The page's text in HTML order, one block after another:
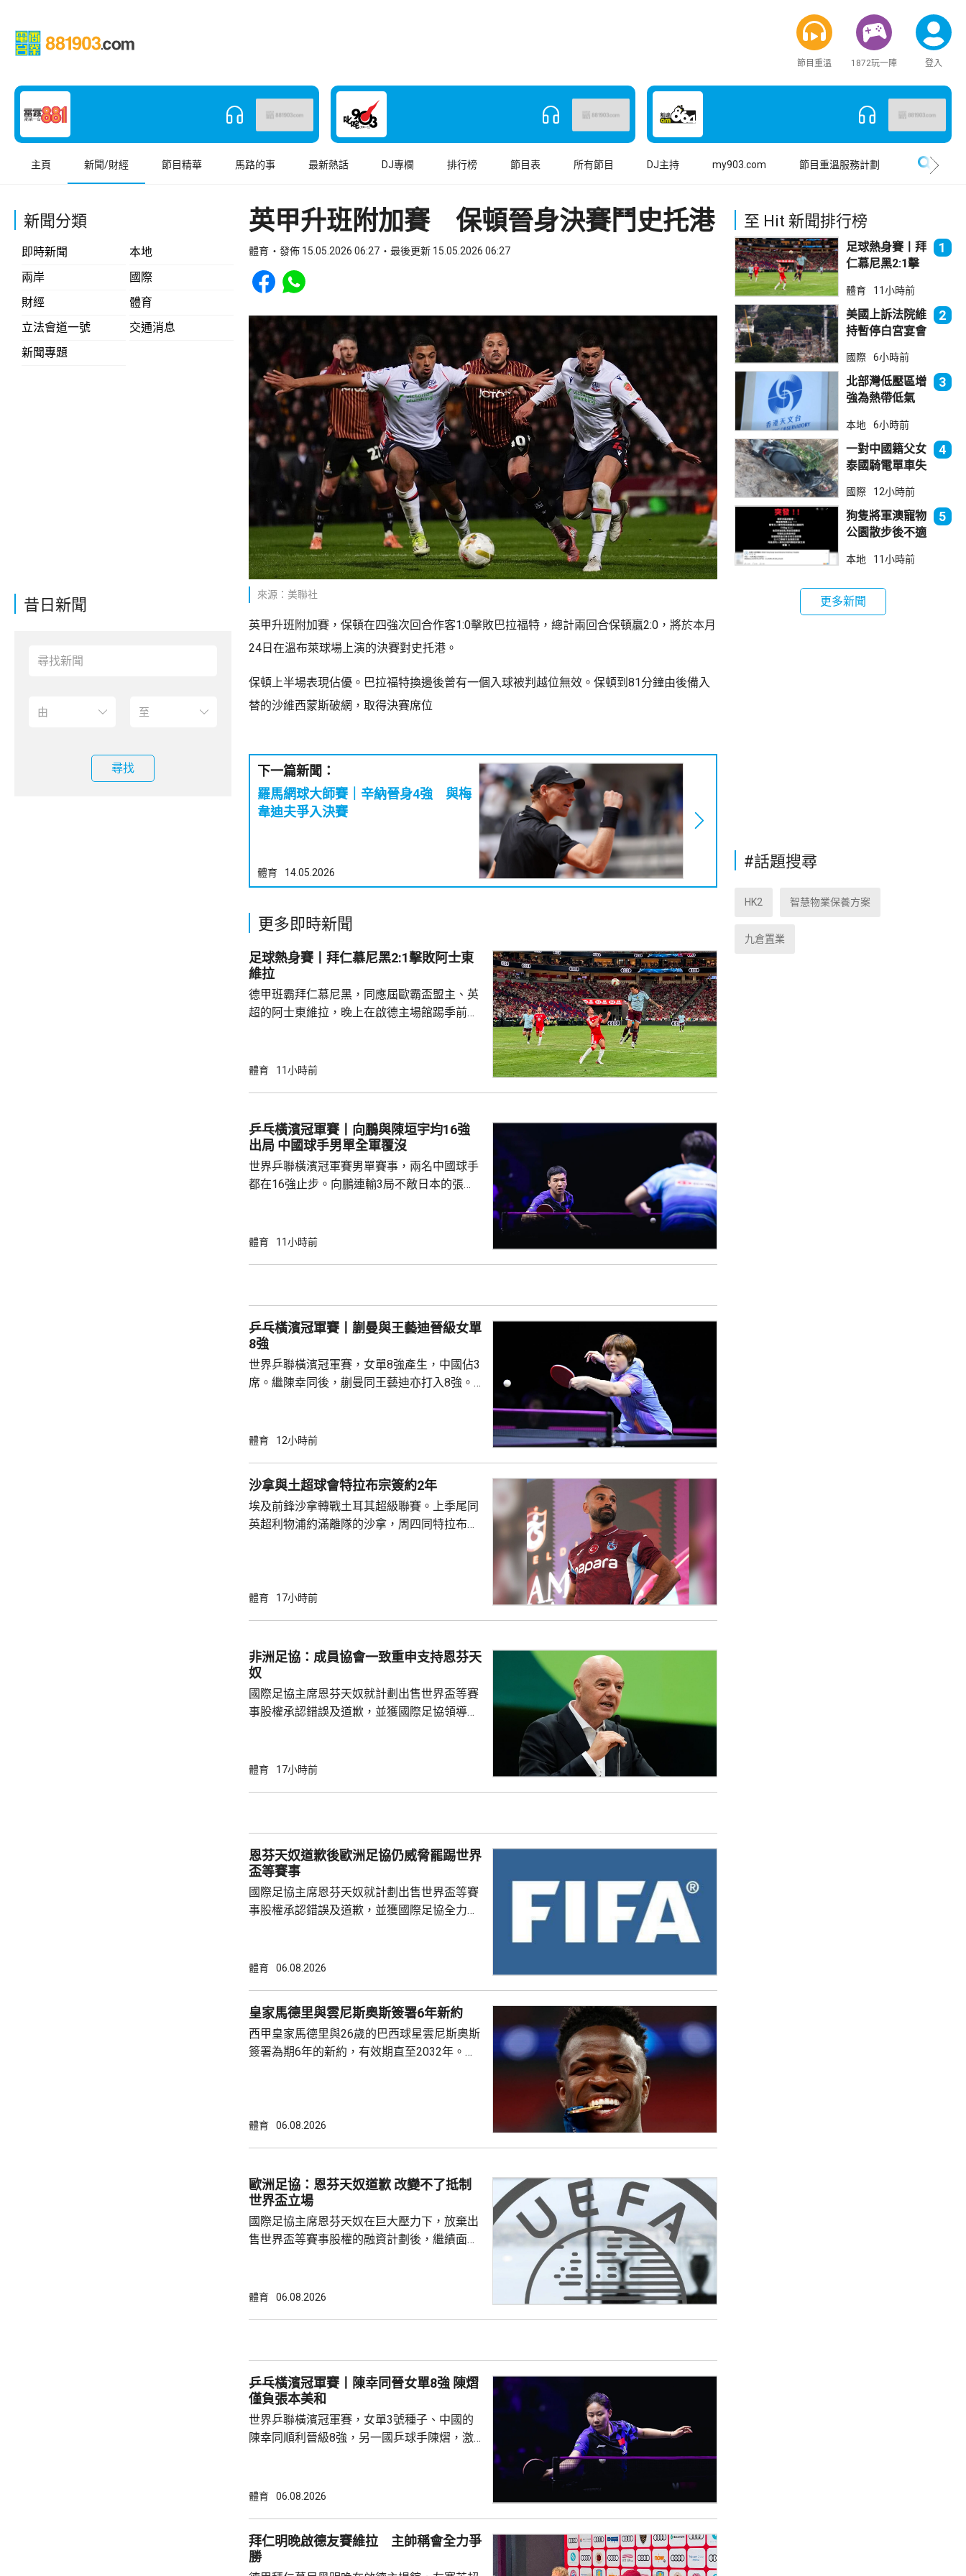
節目重溫 1872玩一陣 登入
主頁 新聞/財經 節目精華 馬路的事 最新熱話 DJ專欄 排行榜 節目表 所有節目 DJ主持 my903.com 節目重溫服務計劃
新聞分類
即時新聞
本地
兩岸
國際
財經
體育
立法會道一號
交通消息
新聞專題
昔日新聞
尋找
英甲升班附加賽 保頓晉身決賽鬥史托港
體育 發佈 15.05.2026 06:27 最後更新 15.05.2026 06:27
Share to Facebook
Share to WhatsApp
來源：美聯社
英甲升班附加賽，保頓在四強次回合作客1:0擊敗巴拉福特，總計兩回合保頓贏2:0，將於本月
24日在溫布萊球場上演的決賽對史托港。
保頓上半場表現佔優。巴拉福特換邊後曾有一個入球被判越位無效。保頓到81分鐘由後備入
替的沙維西蒙斯破網，取得決賽席位
下一篇新聞：
羅馬網球大師賽｜辛納晉身4強 與梅
韋迪夫爭入決賽
體育 14.05.2026
更多即時新聞
足球熱身賽丨拜仁慕尼黑2:1擊敗阿士東
維拉
德甲班霸拜仁慕尼黑，同應屆歐霸盃盟主、英
超的阿士東維拉，晚上在啟德主場館踢季前熱
射，貼柱出底線，之後阿歷山大柏夫洛域在禁
路開出罰球，由南韓後衛金玟哉頂入，打破僵
局。維拉上半場未見具威脅的組織及攻門。 下
半場初段，維拉曾有一次罰球，但...
體育 11小時前
乒乓橫濱冠軍賽丨向鵬與陳垣宇均16強
出局 中國球手男單全軍覆沒
世界乒聯橫濱冠軍賽男單賽事，兩名中國球手
都在16強止步。向鵬連輸3局不敵日本的張本
球手，全軍覆沒。 法國的艾歷斯勒布倫，先失
晙誠。至於張禹珍就會硬撼頭號種子松島輝
空。
體育 11小時前
乒乓橫濱冠軍賽丨蒯曼與王藝迪晉級女單
8強
世界乒聯橫濱冠軍賽，女單8強產生，中國佔3
席。繼陳幸同後，蒯曼同王藝迪亦打入8強。
11:6，將與日本的早日希娜爭入4強。早日希
「刁時」輸14:16，但之後表現漸入佳境，連
贏11:8、11:5及11:8反勝，8強會遇...
體育 12小時前
沙拿與土超球會特拉布宗簽約2年
埃及前鋒沙拿轉戰土耳其超級聯賽。上季尾同
英超利物浦約滿離隊的沙拿，周四同特拉布宗
加盟是希望為特拉布宗奪取錦標及榮譽。 特拉
另加每個球季的附加獎金。
體育 17小時前
非洲足協：成員協會一致重申支持恩芬天
奴
國際足協主席恩芬天奴就計劃出售世界盃等賽
事股權承認錯誤及道歉，並獲國際足協領導層
非洲足球的支持。主席莫特塞佩表示，歡迎國
申，對恩芬天奴擔任國際足協主席已失去信
心，只要他繼續留任，將抵制未來的世界盃...
體育 17小時前
恩芬天奴道歉後歐洲足協仍威脅罷踢世界
盃等賽事
國際足協主席恩芬天奴就計劃出售世界盃等賽
事股權承認錯誤及道歉，並獲國際足協全力支
確條件，第一是撤回出售賽事股權的提議，第
芬天奴擔任國際足協主席失去信心。國際職業
足球員協會則指責恩芬天奴嚴重濫用職權。
體育 06.08.2026
皇家馬德里與雲尼斯奧斯簽署6年新約
西甲皇家馬德里與26歲的巴西球星雲尼斯奧斯
簽署為期6年的新約，有效期直至2032年。雙
法林明高轉投皇馬，先後上陣375場賽事，入
雲尼斯奧斯是隊會歷史上最成功時期之一的關
鍵球員。
體育 06.08.2026
歐洲足協：恩芬天奴道歉 改變不了抵制
世界盃立場
國際足協主席恩芬天奴在巨大壓力下，放棄出
售世界盃等賽事股權的融資計劃後，繼績面臨
歉；國際足協會後發聲明，重申全力支持恩芬
恩芬天奴作出道歉，改變不了他們抵制世界盃
等國際足協相關賽事的立場，他們對恩芬...
體育 06.08.2026
乒乓橫濱冠軍賽丨陳幸同晉女單8強 陳熠
僅負張本美和
世界乒聯橫濱冠軍賽，女單3號種子、中國的
陳幸同順利晉級8強，另一國乒球手陳熠，激
全場控制大局下，以直落3局11:8、11:2及11:2
氣勢，張本美和絕地反擊 ，連追3局11: 5、
體育 06.08.2026
拜仁明晚啟德友賽維拉 主帥稱會全力爭
勝
至 Hit 新聞排行榜
足球熱身賽丨拜
仁慕尼黑2:1擊
1
體育 11小時前
美國上訴法院維
持暫停白宮宴會
2
國際 6小時前
北部灣低壓區增
強為熱帶低氣
本港直接威脅不
大
3
本地 6小時前
一對中國籍父女
泰國騎電單車失
傷
4
國際 12小時前
狗隻將軍澳寵物
公園散步後不適
跟進
5
本地 11小時前
更多新聞
#話題搜尋
HK2 智慧物業保養方案
九倉置業